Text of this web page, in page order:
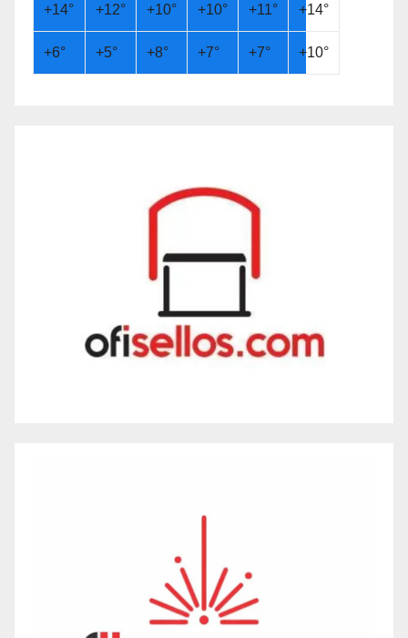
+14° +12° +10° +10° +11° +14°
+6° +5° +8° +7° +7° +10°